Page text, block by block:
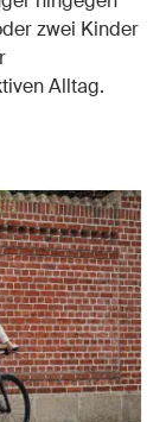
zwei Kinder
Alltag.